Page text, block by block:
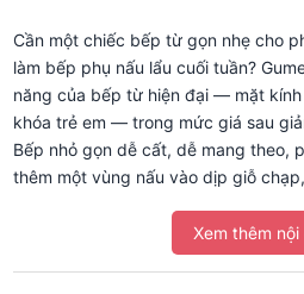
Cần một chiếc bếp từ gọn nhẹ cho
làm bếp phụ nấu lẩu cuối tuần?
năng của bếp từ hiện đại — mặt
khóa trẻ em — trong mức giá sau
Bếp nhỏ gọn dễ cất, dễ mang theo,
thêm một vùng nấu vào dịp giỗ
🍲 Bếp 2000W nấu
Xem thêm nội